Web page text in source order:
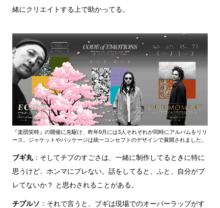
の絵で
る
りどり
文化
バファ
ズのキ
ャップ
頓堀
銭湯
緒にクリエイトする上で助かってる。
『楽団笑時』の開催に先駆け、昨年9月には3人それぞれが同時にアルバムをリリ
ース。ジャケットやパッケージは統一コンセプトのデザインで展開されました。
ブギ丸：そしてチプのすごさは、一緒に制作してるときに特に
思うけど、ホンマにブレない。話をしてると、ふと、自分がブ
レてないか？ と思わされることがある。
チプルソ ：それで言うと、ブギは現場でのオーバーラップがす